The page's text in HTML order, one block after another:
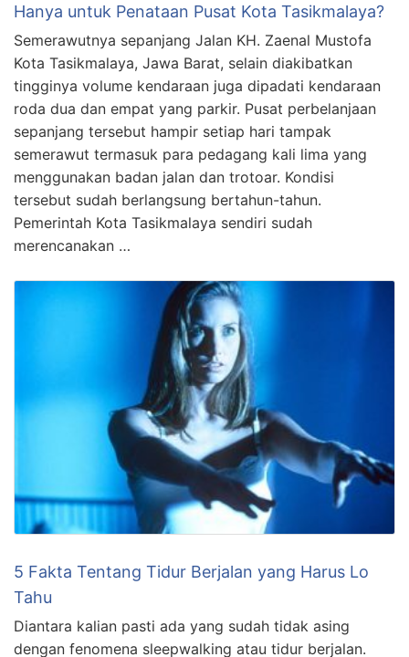
Hanya untuk Penataan Pusat Kota Tasikmalaya?
Semerawutnya sepanjang Jalan KH. Zaenal Mustofa
Kota Tasikmalaya, Jawa Barat, selain diakibatkan
tingginya volume kendaraan juga dipadati kendaraan
roda dua dan empat yang parkir. Pusat perbelanjaan
sepanjang tersebut hampir setiap hari tampak
semerawut termasuk para pedagang kali lima yang
menggunakan badan jalan dan trotoar. Kondisi
tersebut sudah berlangsung bertahun-tahun.
Pemerintah Kota Tasikmalaya sendiri sudah
merencanakan …
5 Fakta Tentang Tidur Berjalan yang Harus Lo
Tahu
Diantara kalian pasti ada yang sudah tidak asing
dengan fenomena sleepwalking atau tidur berjalan.